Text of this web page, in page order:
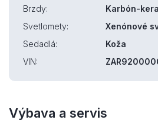
Brzdy:
Karbón-
Svetlomety:
Xenónové
Sedadlá:
Koža
VIN:
Výbava a servis